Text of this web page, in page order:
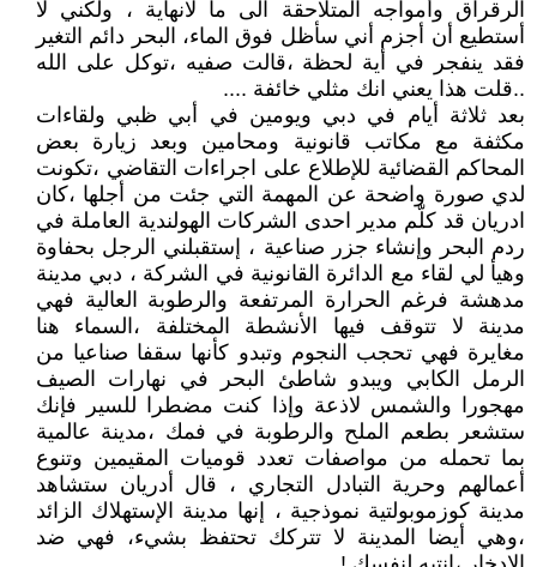
الرقراق وأمواجه المتلاحقة الى ما لانهاية ، ولكني لا
أستطيع أن أجزم أني سأظل فوق الماء، البحر دائم التغير
فقد ينفجر في أية لحظة ،قالت صفيه ،توكل على الله
..قلت هذا يعني انك مثلي خائفة ....
بعد ثلاثة أيام في دبي ويومين في أبي ظبي ولقاءات
مكثفة مع مكاتب قانونية ومحامين وبعد زيارة بعض
المحاكم القضائية للإطلاع على اجراءات التقاضي ،تكونت
لدي صورة واضحة عن المهمة التي جئت من أجلها ،كان
ادريان قد كلّم مدير احدى الشركات الهولندية العاملة في
ردم البحر وإنشاء جزر صناعية ، إستقبلني الرجل بحفاوة
وهيأ لي لقاء مع الدائرة القانونية في الشركة ، دبي مدينة
مدهشة فرغم الحرارة المرتفعة والرطوبة العالية فهي
مدينة لا تتوقف فيها الأنشطة المختلفة ،السماء هنا
مغايرة فهي تحجب النجوم وتبدو كأنها سقفا صناعيا من
الرمل الكابي ويبدو شاطئ البحر في نهارات الصيف
مهجورا والشمس لاذعة وإذا كنت مضطرا للسير فإنك
ستشعر بطعم الملح والرطوبة في فمك ،مدينة عالمية
بما تحمله من مواصفات تعدد قوميات المقيمين وتنوع
أعمالهم وحرية التبادل التجاري ، قال أدريان ستشاهد
مدينة كوزموبولتية نموذجية ، إنها مدينة الإستهلاك الزائد
،وهي أيضا المدينة لا تتركك تحتفظ بشيء، فهي ضد